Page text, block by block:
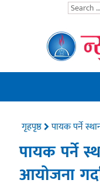
गृहपृष्ठ पायक पर्ने
पायक पर्ने
आयोजना